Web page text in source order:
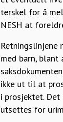
terskel for å
NESH at
Retningslinjene
med barn, blant
ikke ut til at
i prosjektet.
utsettes for